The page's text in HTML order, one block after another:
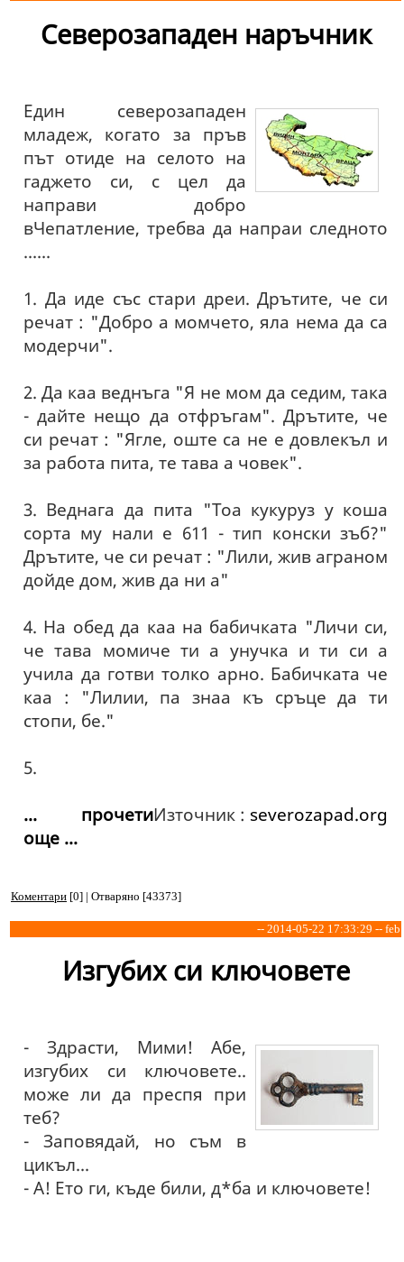
Северозападен наръчник
Един северозападен
младеж, когато за пръв
път отиде на селото на
гаджето си, с цел да
направи добро
вЧепатление, требва да напраи следното
......
1. Да иде със стари дреи. Дрътите, че си
речат : "Добро а момчето, яла нема да са
модерчи".
2. Да каа веднъга "Я не мом да седим, така
- дайте нещо да отфръгам". Дрътите, че
си речат : "Ягле, оште са не е довлекъл и
за работа пита, те тава а човек".
3. Веднага да пита "Тоа кукуруз у коша
сорта му нали е 611 - тип конски зъб?"
Дрътите, че си речат : "Лили, жив аграном
дойде дом, жив да ни а"
4. На обед да каа на бабичката "Личи си,
че тава момиче ти а унучка и ти си а
учила да готви толко арно. Бабичката че
каа : "Лилии, па знаа къ сръце да ти
стопи, бе."
5.
Източник : severozapad.org
... прочети
още ...
Коментари [0] | Отваряно [43373]
-- 2014-05-22 17:33:29 -- feb
Изгубих си ключовете
- Здрасти, Мими! Абе,
изгубих си ключовете..
може ли да преспя при
теб?
- Заповядай, но съм в
цикъл...
- А! Ето ги, къде били, д*ба и ключовете!